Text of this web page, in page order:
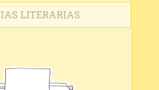
LITERARIAS